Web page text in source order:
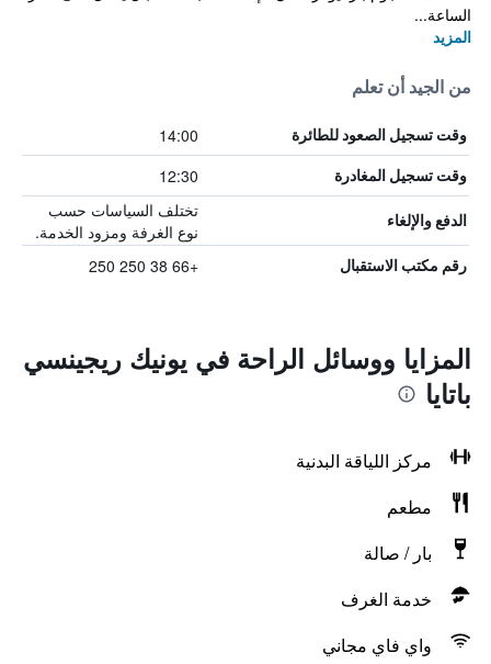
الساعة...
المزيد
من الجيد أن تعلم
وقت تسجيل الصعود للطائرة 14:00
وقت تسجيل المغادرة 12:30
الدفع والإلغاء
تختلف السياسات حسب
نوع الغرفة ومزود الخدمة.
رقم مكتب الاستقبال +66 38 250 250
المزايا ووسائل الراحة في يونيك ريجينسي
باتايا
مركز اللياقة البدنية
مطعم
بار / صالة
خدمة الغرف
واي فاي مجاني